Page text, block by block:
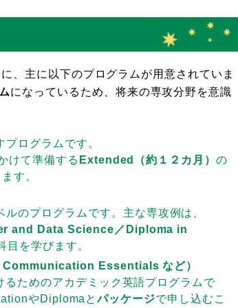
、主に以下のプログラムが用意されていま
になっているため、将来の専攻分野を意識
ログラムです。
けて準備する Extended（約１２カ月）の
す。
のプログラムです。主な専攻例は、
and Data Science／Diploma in
を学びます。
Essentials など）
ためのアカデミック英語プログラムで
やDiplomaとパッケージで申し込むこ